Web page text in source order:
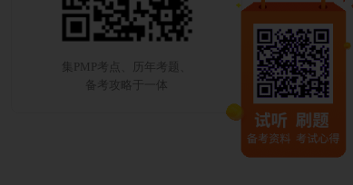
集PMP考点、历年考题、
备考攻略于一体